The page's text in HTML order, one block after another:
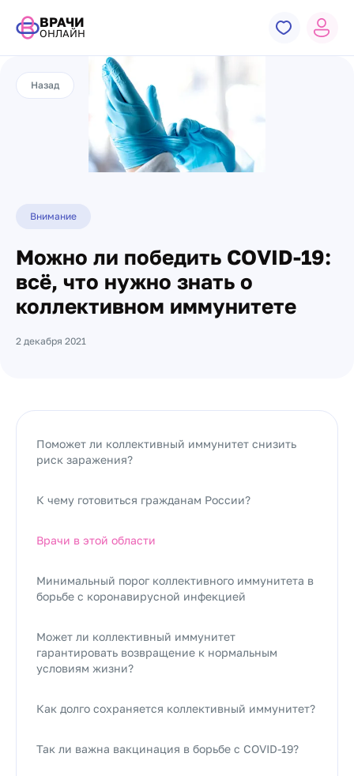
ВРАЧИ
ОНЛАЙН
Внимание
Можно ли победить COVID-19:
всё, что нужно знать о
коллективном иммунитете
2 декабря 2021
Поможет ли коллективный иммунитет снизить
риск заражения?
К чему готовиться гражданам России?
Врачи в этой области
Минимальный порог коллективного иммунитета в
борьбе с коронавирусной инфекцией
Может ли коллективный иммунитет
гарантировать возвращение к нормальным
условиям жизни?
Как долго сохраняется коллективный иммунитет?
Так ли важна вакцинация в борьбе с COVID-19?
Назад